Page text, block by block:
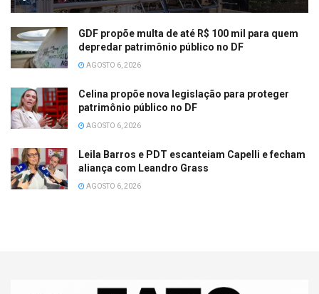
GDF propõe multa de até R$ 100 mil para quem
depredar patrimônio público no DF
AGOSTO 6, 2026
Celina propõe nova legislação para proteger
patrimônio público no DF
AGOSTO 6, 2026
Leila Barros e PDT escanteiam Capelli e fecham
aliança com Leandro Grass
AGOSTO 6, 2026